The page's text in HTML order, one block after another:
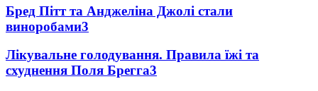
Бред Пітт та Анджеліна Джолі стали
виноробами3
Лікувальне голодування. Правила їжі та
схуднення Поля Брегга3